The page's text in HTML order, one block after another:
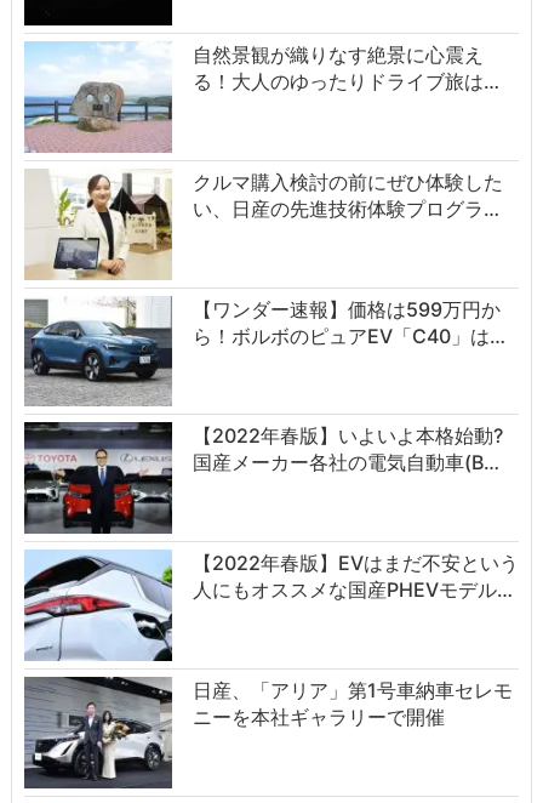
自然景観が織りなす絶景に心震え
る！大人のゆったりドライブ旅は…
クルマ購入検討の前にぜひ体験した
い、日産の先進技術体験プログラ…
【ワンダー速報】価格は599万円か
ら！ボルボのピュアEV「C40」は…
【2022年春版】いよいよ本格始動?
国産メーカー各社の電気自動車(B…
【2022年春版】EVはまだ不安という
人にもオススメな国産PHEVモデル…
日産、「アリア」第1号車納車セレモ
ニーを本社ギャラリーで開催